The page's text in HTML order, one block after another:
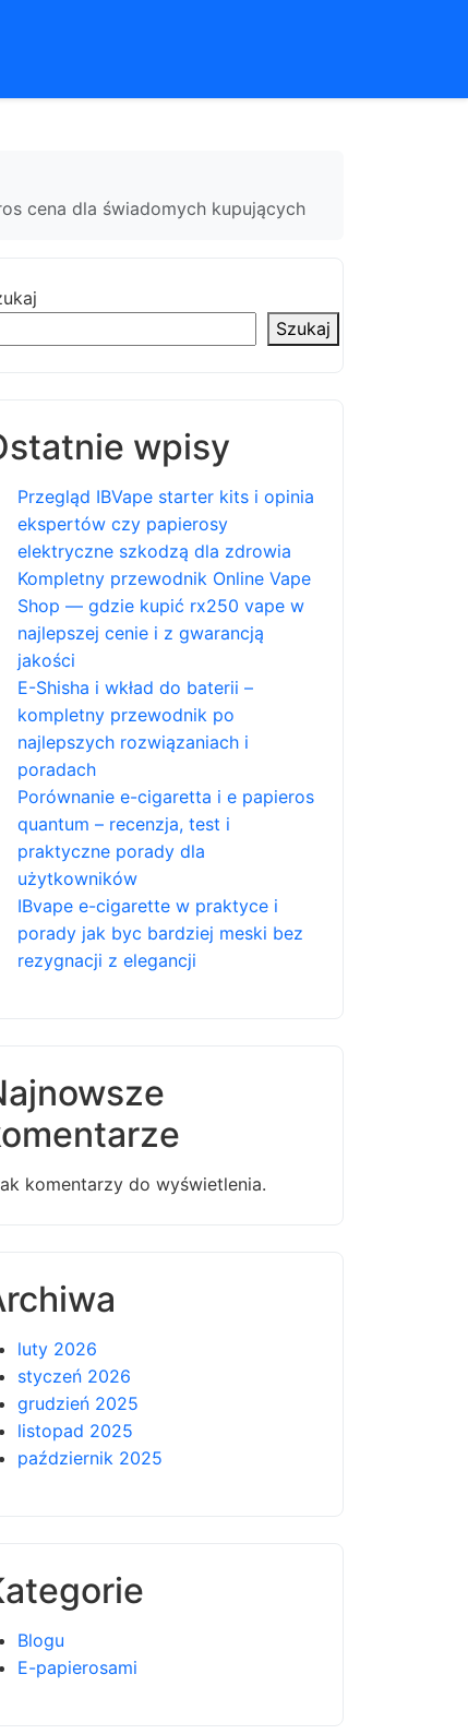
cena dla świadomych kupujących
Szukaj
wpisy
Przegląd IBVape starter kits i opinia
ekspertów czy papierosy
elektryczne szkodzą dla zdrowia
Kompletny przewodnik Online Vape
Shop — gdzie kupić rx250 vape w
najlepszej cenie i z gwarancją
jakości
E-Shisha i wkład do baterii –
kompletny przewodnik po
najlepszych rozwiązaniach i
poradach
Porównanie e-cigaretta i e papieros
quantum – recenzja, test i
praktyczne porady dla
użytkowników
IBvape e-cigarette w praktyce i
porady jak byc bardziej meski bez
rezygnacji z elegancji
komentarzy do wyświetlenia.
luty 2026
styczeń 2026
grudzień 2025
listopad 2025
październik 2025
Blogu
E-papierosami